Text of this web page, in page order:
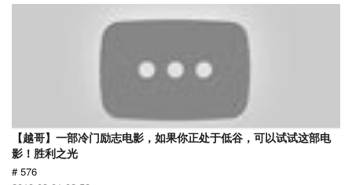
【越哥】一部冷门励志电影，如果你正处于低谷，可以试试这部电
影！胜利之光
# 576